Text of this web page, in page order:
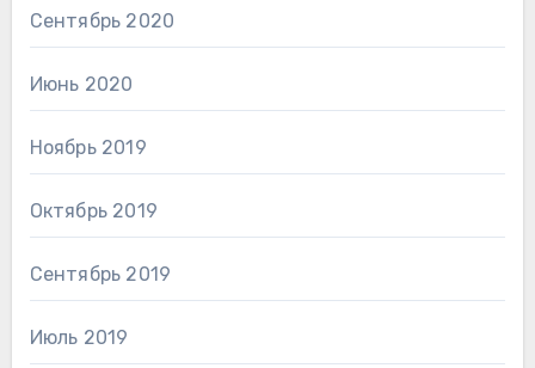
Сентябрь 2020
Июнь 2020
Ноябрь 2019
Октябрь 2019
Сентябрь 2019
Июль 2019